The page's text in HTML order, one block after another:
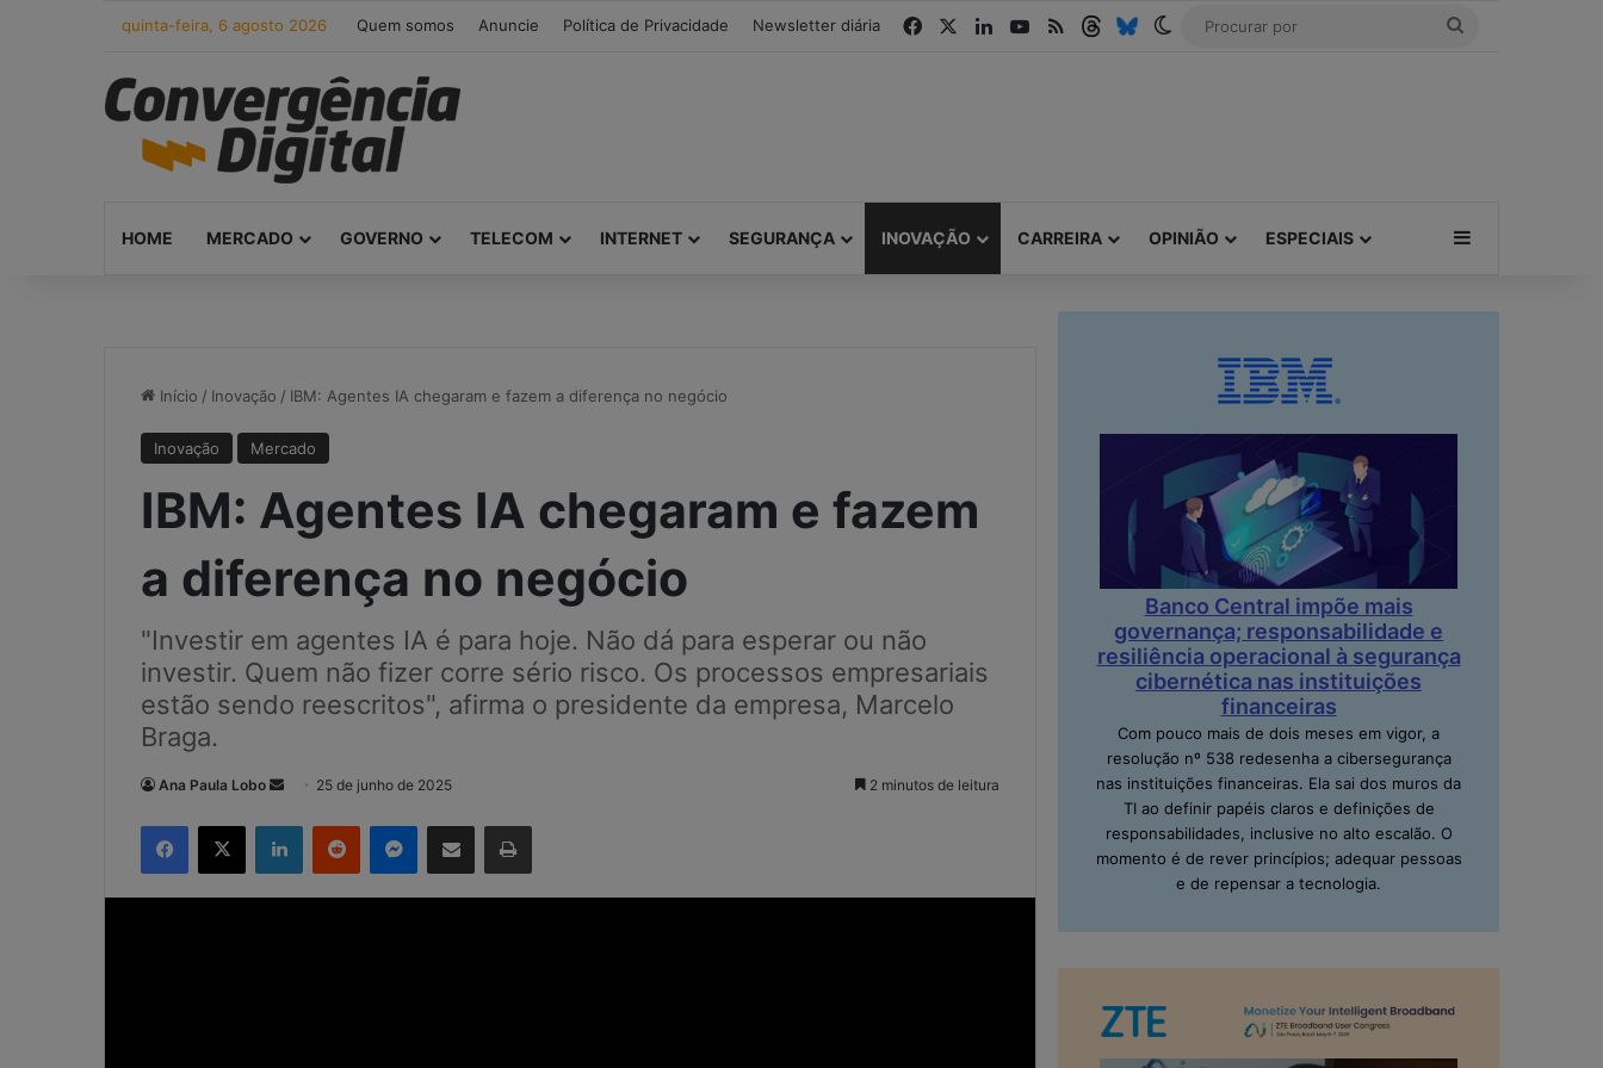
quinta-feira, 6 agosto 2026 Quem somos Anuncie Política de Privacidade Newsletter diária FacebookLinkedinYouTube
RSS ThreadsBlueskySwitch skin
HOME MERCADO GOVERNO TELECOM INTERNET SEGURANÇA INOVAÇÃO CARREIRA OPINIÃO ESPECIAIS Barra Lateral
Início / Inovação / IBM: Agentes IA chegaram e fazem a diferença no negócio
Inovação Mercado
IBM: Agentes IA chegaram e fazem
a diferença no negócio
"Investir em agentes IA é para hoje. Não dá para esperar ou não
investir. Quem não fizer corre sério risco. Os processos empresariais
estão sendo reescritos", afirma o presidente da empresa, Marcelo
Braga.
Ana Paula Lobo
Mande
mail
25 de junho de 2025 2 minutos de leitura
Facebook
X LinkedinReddit Messenger
Compartilhar via e-mail Imprimir
Banco Central impõe mais
governança; responsabilidade e
resiliência operacional à segurança
cibernética nas instituições
financeiras
Com pouco mais de dois meses em vigor, a
resolução nº 538 redesenha a cibersegurança
nas instituições financeiras. Ela sai dos muros da
TI ao definir papéis claros e definições de
responsabilidades, inclusive no alto escalão. O
momento é de rever princípios; adequar pessoas
e de repensar a tecnologia.